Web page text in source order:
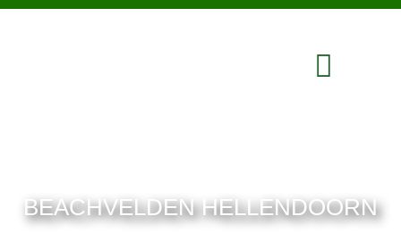
BEACHVELDEN HELLENDOORN